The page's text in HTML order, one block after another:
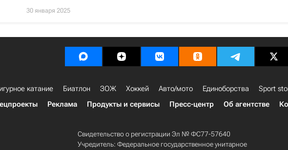
30 января 2025
катание Биатлон ЗОЖ Хоккей Авто/мото Единоборства Sport
Реклама Продукты и сервисы Пресс-центр Об агентстве
Свидетельство о регистрации Эл № ФС77-57640
Учредитель: Федеральное государственное унитарное